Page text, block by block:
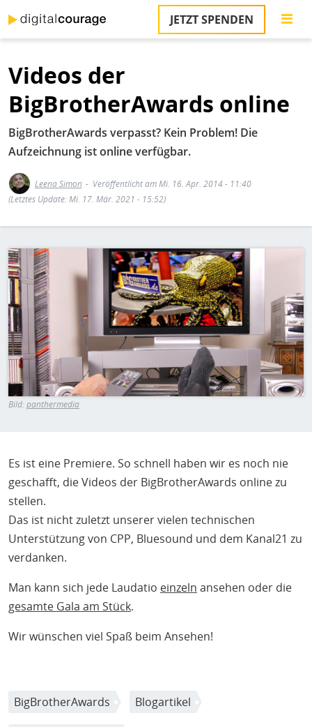
zum
Inhalt
JETZT SPENDEN
Videos der
BigBrotherAwards online
BigBrotherAwards verpasst? Kein Problem! Die
Aufzeichnung ist online verfügbar.
Leena Simon
Veröffentlicht am Mi. 16. Apr. 2014 - 11:40
(Letztes Update: Mi. 17. Mär. 2021 - 15:52)
Bild
Bild:panthermedia
Es ist eine Premiere. So schnell haben wir es noch nie
geschafft, die Videos der BigBrotherAwards online zu
stellen.
Das ist nicht zuletzt unserer vielen technischen
Unterstützung von CPP, Bluesound und dem Kanal21 zu
verdanken.
Man kann sich jede Laudatio einzeln ansehen oder die
gesamte Gala am Stück.
Wir wünschen viel Spaß beim Ansehen!
BigBrotherAwards Blogartikel